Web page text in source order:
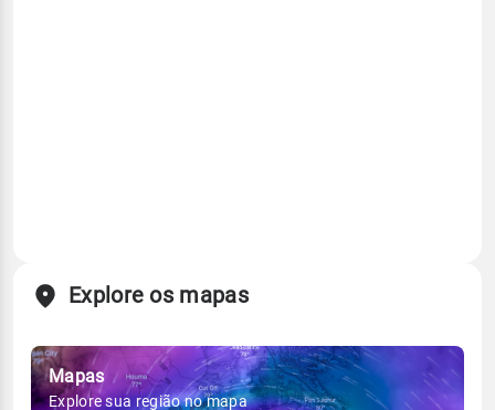
Explore os mapas
Mapas
Explore sua região no mapa